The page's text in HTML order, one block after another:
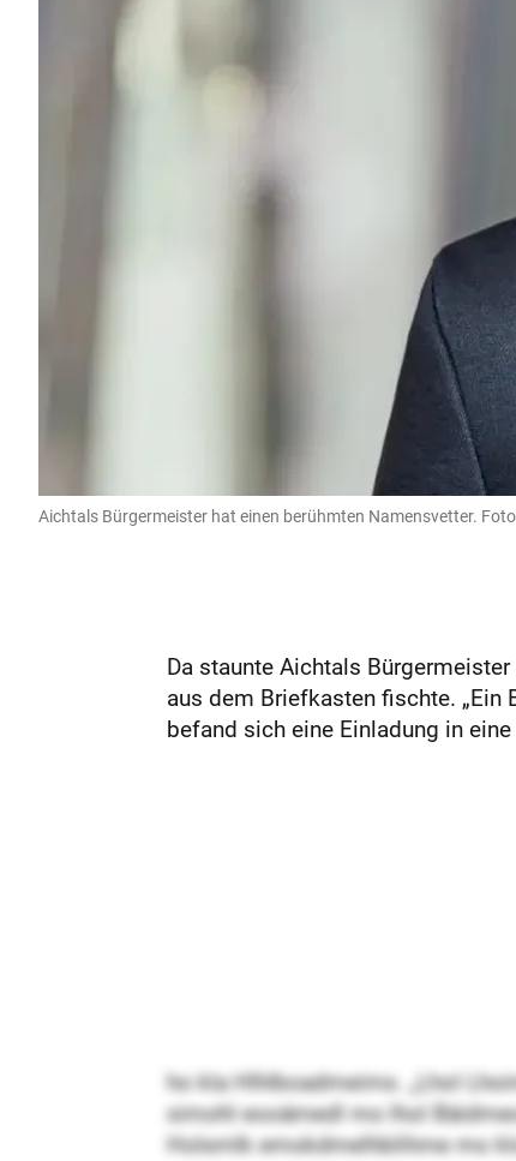
Aichtals Bürgermeister hat einen berühmten Namensvetter.
Da staunte Aichtals
aus dem Briefkasten fischte. „Ein
befand sich eine Einladung in
ho kla Hlhlboadmeims. „Lhol
simohl eooämedl mo lhol
Holsmlk emokdmelhblihme mo